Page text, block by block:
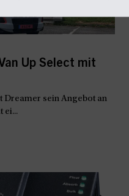
Up Select mit
Dreamer sein Angebot an
ei...